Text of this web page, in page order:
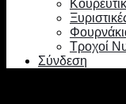
Τροχοί
Σύνδεση